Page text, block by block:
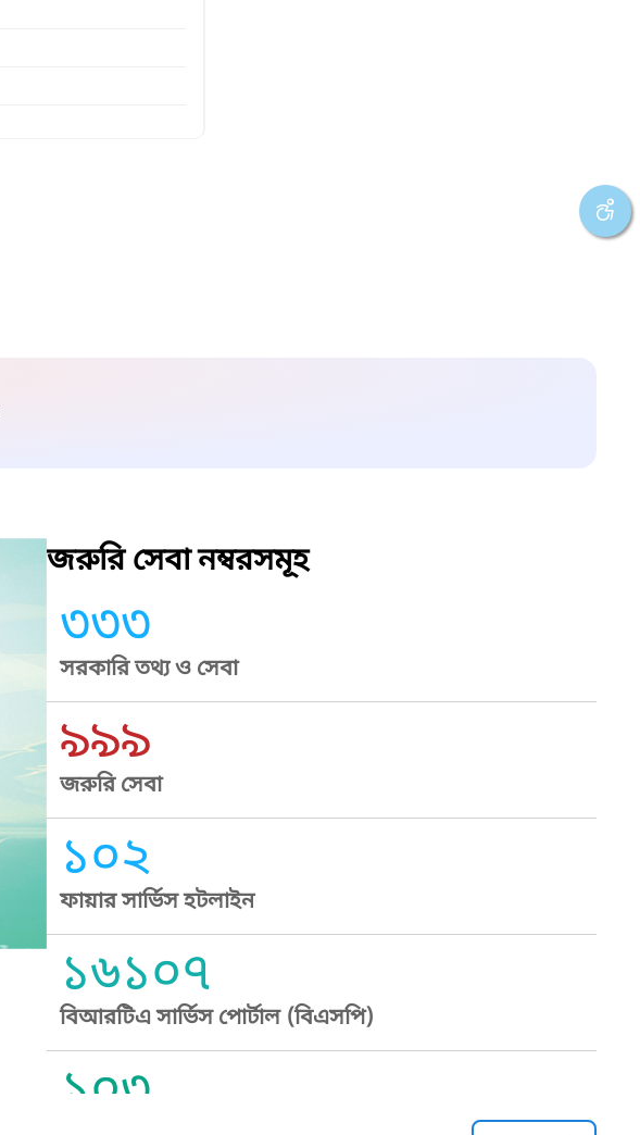
জরুরি সেবা নম্বরসমূহ
৩৩৩
সরকারি তথ্য ও সেবা
৯৯৯
জরুরি সেবা
১০২
ফায়ার সার্ভিস হটলাইন
১৬১০৭
বিআরটিএ সার্ভিস পোর্টাল (বিএসপি)
১০৩